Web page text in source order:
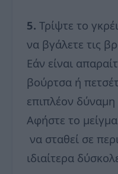
5. Τρίψτε το
να βγάλετε τις
Εάν είναι
βούρτσα ή
επιπλέον
Αφήστε το
να σταθεί σε
ιδιαίτερα